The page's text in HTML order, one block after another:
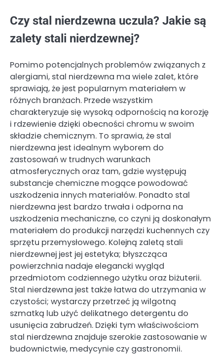
Czy stal nierdzewna uczula? Jakie są
zalety stali nierdzewnej?
Pomimo potencjalnych problemów związanych z
alergiami, stal nierdzewna ma wiele zalet, które
sprawiają, że jest popularnym materiałem w
różnych branżach. Przede wszystkim
charakteryzuje się wysoką odpornością na korozję
i rdzewienie dzięki obecności chromu w swoim
składzie chemicznym. To sprawia, że stal
nierdzewna jest idealnym wyborem do
zastosowań w trudnych warunkach
atmosferycznych oraz tam, gdzie występują
substancje chemiczne mogące powodować
uszkodzenia innych materiałów. Ponadto stal
nierdzewna jest bardzo trwała i odporna na
uszkodzenia mechaniczne, co czyni ją doskonałym
materiałem do produkcji narzędzi kuchennych czy
sprzętu przemysłowego. Kolejną zaletą stali
nierdzewnej jest jej estetyka; błyszcząca
powierzchnia nadaje elegancki wygląd
przedmiotom codziennego użytku oraz biżuterii.
Stal nierdzewna jest także łatwa do utrzymania w
czystości; wystarczy przetrzeć ją wilgotną
szmatką lub użyć delikatnego detergentu do
usunięcia zabrudzeń. Dzięki tym właściwościom
stal nierdzewna znajduje szerokie zastosowanie w
budownictwie, medycynie czy gastronomii.